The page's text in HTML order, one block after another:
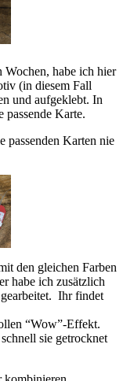
Wochen, habe ich hier
(in diesem Fall
und aufgeklebt. In
passende Karte.
passenden Karten nie
den gleichen Farben
habe ich zusätzlich
Ihr findet
“Wow”-Effekt.
sie getrocknet